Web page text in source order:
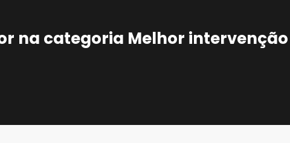
na categoria Melhor intervenção